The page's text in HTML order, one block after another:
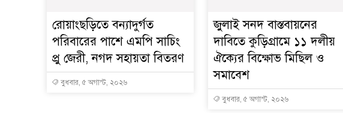
রোয়াংছড়িতে বন্যাদুর্গত
পরিবারের পাশে এমপি সাচিং
প্রু জেরী, নগদ সহায়তা বিতরণ
বুধবার, ৫ অগাস্ট, ২০২৬
জুলাই সনদ বাস্তবায়নের
দাবিতে কুড়িগ্রামে ১১ দলীয়
ঐক্যের বিক্ষোভ মিছিল ও
সমাবেশ
বুধবার, ৫ অগাস্ট, ২০২৬